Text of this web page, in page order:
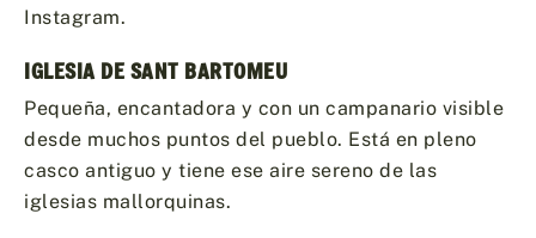
Instagram.
IGLESIA DE SANT BARTOMEU
Pequeña, encantadora y con un campanario visible
desde muchos puntos del pueblo. Está en pleno
casco antiguo y tiene ese aire sereno de las
iglesias mallorquinas.